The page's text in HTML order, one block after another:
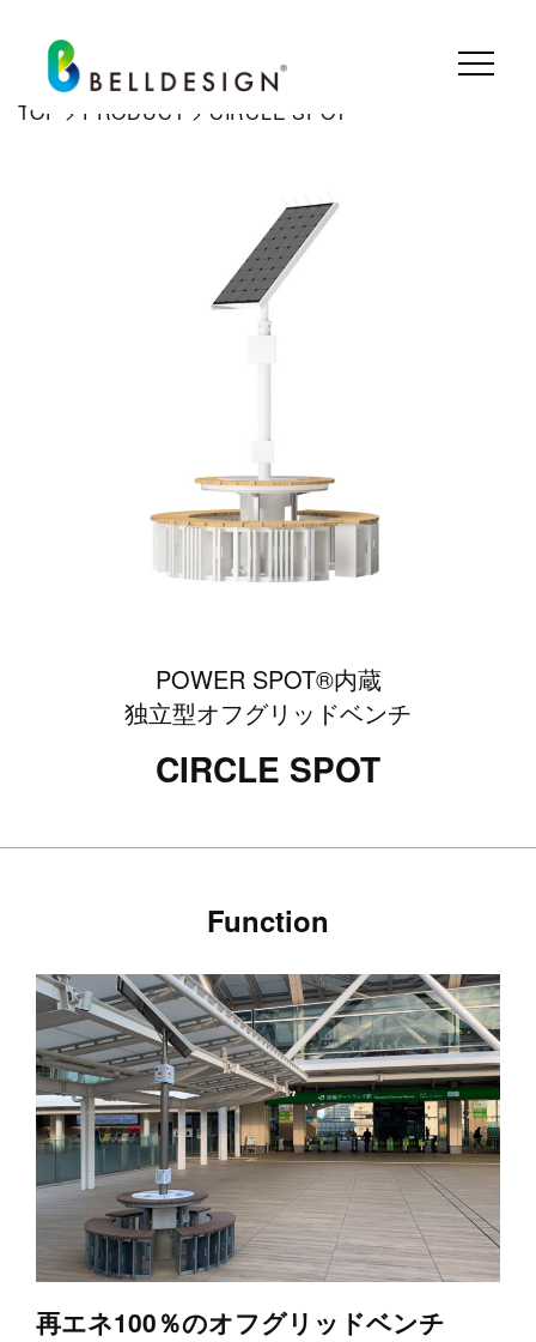
TOP > PRODUCT > CIRCLE SPOT
POWER SPOT®内蔵
独立型オフグリッドベンチ
CIRCLE SPOT
Function
再エネ100％のオフグリッドベンチ